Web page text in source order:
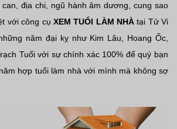
địa chi, ngũ hành âm dương, cung sao
với công cụ XEM TUỔI LÀM NHÀtại Tử Vi
năm đại kỵ như Kim Lâu, Hoang Ốc,
Tuổi với sự chính xác 100% để quý bạn
hợp tuổi làm nhà với mình mà không sợ